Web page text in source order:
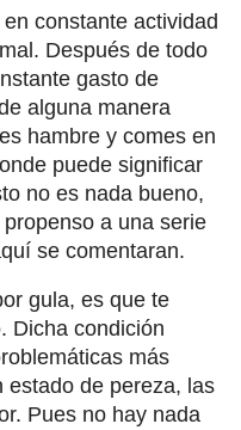
constante actividad
Después de todo
gasto de
alguna manera
hambre y comes en
puede significar
no es nada bueno,
a una serie
se comentaran.
gula, es que te
Dicha condición
más
estado de pereza, las
Pues no hay nada